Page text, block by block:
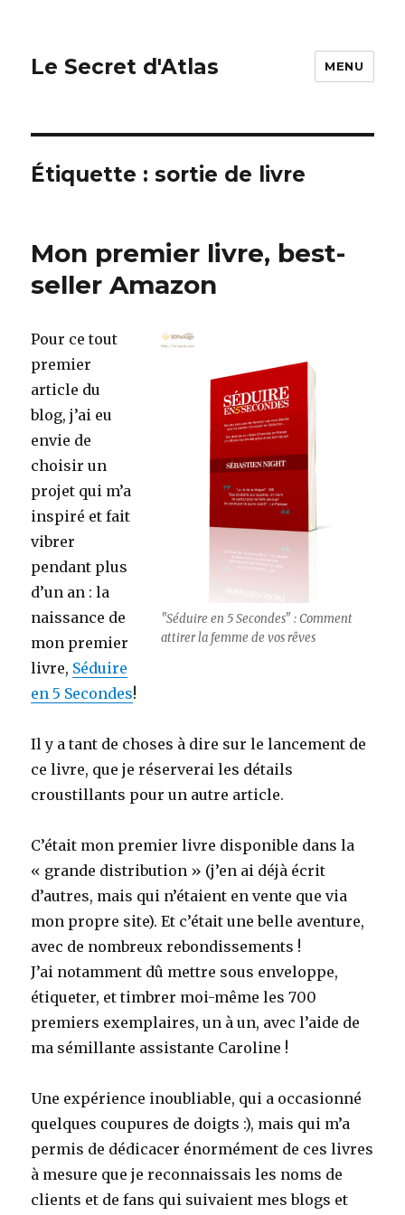
Le Secret d'Atlas MENU
Étiquette : sortie de livre
Mon premier livre, best-
seller Amazon
"Séduire en 5 Secondes" : Comment
attirer la femme de vos rêves
Pour ce tout
premier
article du
blog, j’ai eu
envie de
choisir un
projet qui m’a
inspiré et fait
vibrer
pendant plus
d’un an : la
naissance de
mon premier
livre, Séduire
en 5 Secondes!
Il y a tant de choses à dire sur le lancement de
ce livre, que je réserverai les détails
croustillants pour un autre article.
C’était mon premier livre disponible dans la
« grande distribution » (j’en ai déjà écrit
d’autres, mais qui n’étaient en vente que via
mon propre site). Et c’était une belle aventure,
avec de nombreux rebondissements !
J’ai notamment dû mettre sous enveloppe,
étiqueter, et timbrer moi-même les 700
premiers exemplaires, un à un, avec l’aide de
ma sémillante assistante Caroline !
Une expérience inoubliable, qui a occasionné
quelques coupures de doigts :), mais qui m’a
permis de dédicacer énormément de ces livres
à mesure que je reconnaissais les noms de
clients et de fans qui suivaient mes blogs et